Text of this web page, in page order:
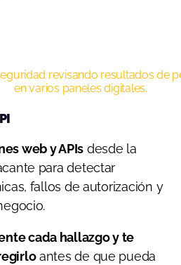
web y APIs desde la
para detectar
fallos de autorización y
cada hallazgo y te
antes de que pueda